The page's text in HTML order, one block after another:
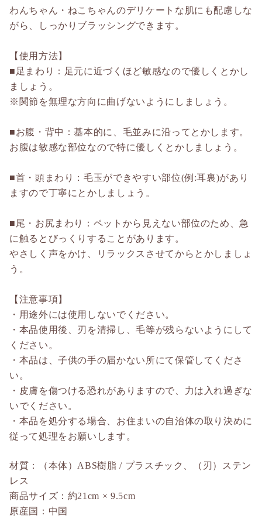
わんちゃん・ねこちゃんのデリケートな肌にも配慮しな
がら、しっかりブラッシングできます。
【使用方法】
■足まわり：足元に近づくほど敏感なので優しくとかし
ましょう。
※関節を無理な方向に曲げないようにしましょう。
■お腹・背中：基本的に、毛並みに沿ってとかします。
お腹は敏感な部位なので特に優しくとかしましょう。
■首・頭まわり：毛玉ができやすい部位(例:耳裏)があり
ますので丁寧にとかしましょう。
■尾・お尻まわり：ペットから見えない部位のため、急
に触るとびっくりすることがあります。
やさしく声をかけ、リラックスさせてからとかしましょ
う。
【注意事項】
・用途外には使用しないでください。
・本品使用後、刃を清掃し、毛等が残らないようにして
ください。
・本品は、子供の手の届かない所にて保管してくださ
い。
・皮膚を傷つける恐れがありますので、力は入れ過ぎな
いでください。
・本品を処分する場合、お住まいの自治体の取り決めに
従って処理をお願いします。
材質：（本体）ABS樹脂 / プラスチック、（刃）ステン
レス
商品サイズ：約21cm × 9.5cm
原産国：中国